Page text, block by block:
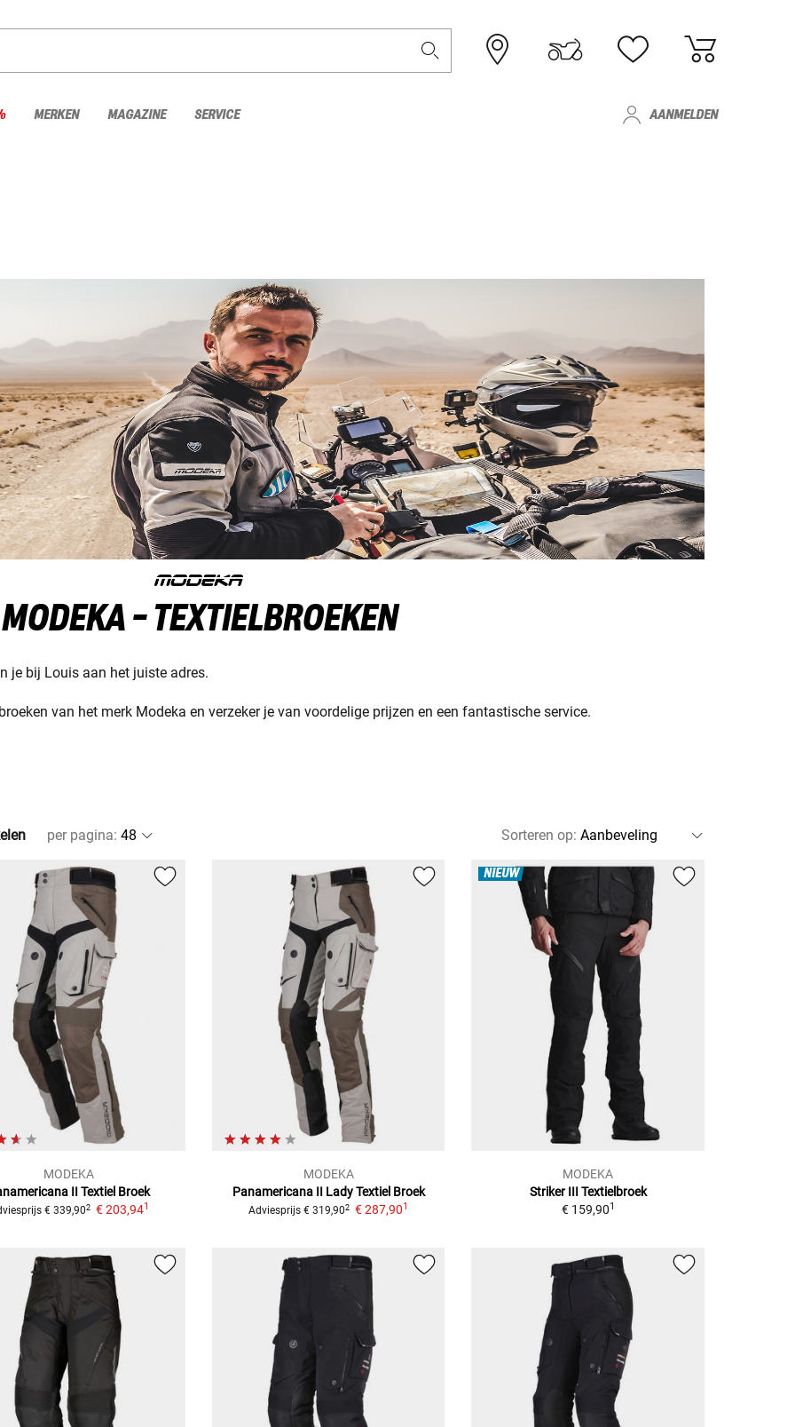
MERKEN MAGAZINE SERVICE AANMELDEN
MODEKA - TEXTIELBROEKEN
je bij Louis aan het juiste adres.
van het merk Modeka en verzeker je van voordelige prijzen en een fantastische service.
per pagina: Sorteren op:
MODEKA
II Textiel Broek
€ 339,902 € 203,941
MODEKA
Panamericana II Lady Textiel Broek
Adviesprijs € 319,902 € 287,901
NIEUW
MODEKA
Striker III Textielbroek
€ 159,901